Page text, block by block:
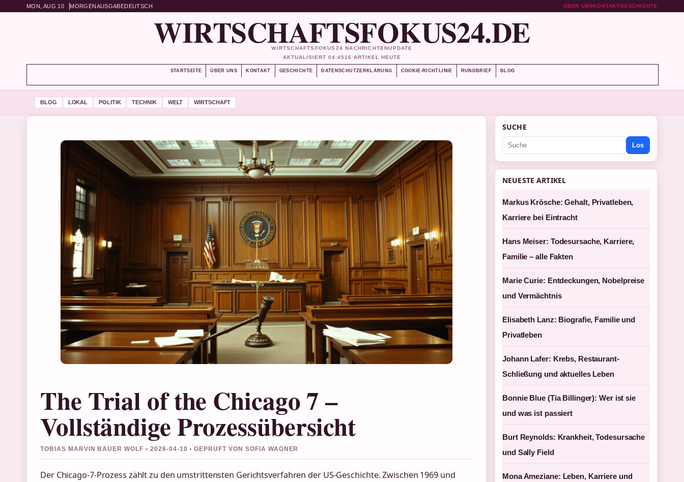
MON, AUG 10 MORGENAUSGABEDEUTSCH ÜBER UNSKONTAKTGESCHICHTE
WIRTSCHAFTSFOKUS24.DE
WIRTSCHAFTSFOKUS24 NACHRICHTENUPDATE
AKTUALISIERT 04:4516 ARTIKEL HEUTE
STARTSEITE ÜBER UNS KONTAKT GESCHICHTE DATENSCHUTZERKLÄRUNG COOKIE-RICHTLINIE RUNDBRIEF BLOG
BLOG LOKAL POLITIK TECHNIK WELT WIRTSCHAFT
The Trial of the Chicago 7 –
Vollständige Prozessübersicht
TOBIAS MARVIN BAUER WOLF • 2026-04-10 • GEPRUFT VON SOFIA WAGNER
Der Chicago-7-Prozess zählt zu den umstrittensten Gerichtsverfahren der US-Geschichte. Zwischen 1969 und
SUCHE
Los
NEUESTE ARTIKEL
Markus Krösche: Gehalt, Privatleben,
Karriere bei Eintracht
Hans Meiser: Todesursache, Karriere,
Familie – alle Fakten
Marie Curie: Entdeckungen, Nobelpreise
und Vermächtnis
Elisabeth Lanz: Biografie, Familie und
Privatleben
Johann Lafer: Krebs, Restaurant-
Schließung und aktuelles Leben
Bonnie Blue (Tia Billinger): Wer ist sie
und was ist passiert
Burt Reynolds: Krankheit, Todesursache
und Sally Field
Mona Ameziane: Leben, Karriere und